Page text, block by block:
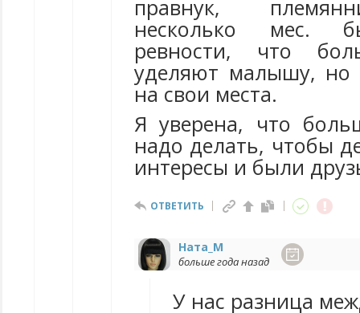
правнук,
несколько мес.
ревности, что
уделяют малышу, но
на свои места.
Я уверена, что
надо делать, чтобы
интересы и были
ОТВЕТИТЬ
Ната_М
больше года назад
У нас разница